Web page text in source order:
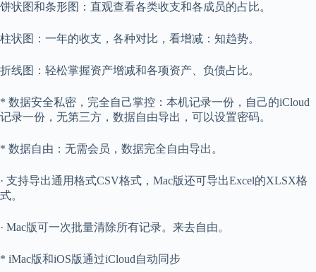
饼状图和条形图：直观查看各类收支和各成员的占比。
柱状图：一年的收支，各种对比，看增减：知趋势。
折线图：轻松掌握资产增减和各项资产、负债占比。
* 数据安全私密，完全自己掌控：本机记录一份，自己的iCloud
记录一份，无第三方，数据自由导出，可以设置密码。
* 数据自由：无需会员，数据完全自由导出。
· 支持导出通用格式CSV格式，Mac版还可导出Excel的XLSX格
式。
· Mac版可一次批量清除所有记录。来去自由。
* iMac版和iOS版通过iCloud自动同步